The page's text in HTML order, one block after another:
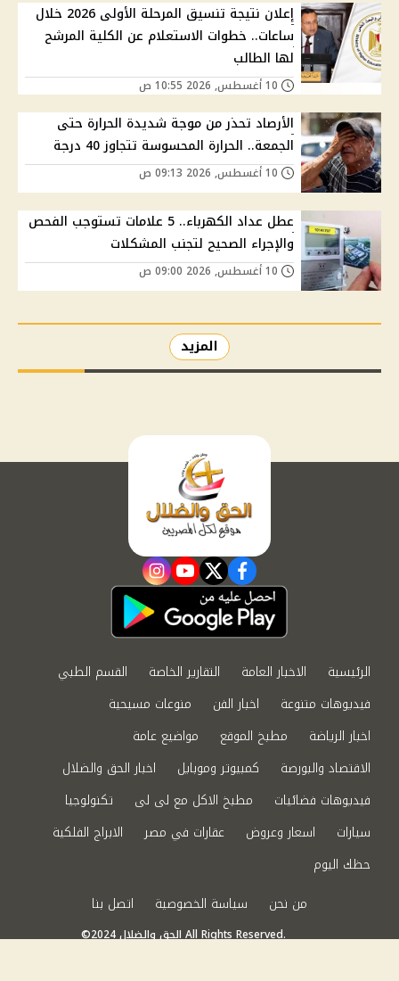
إعلان نتيجة تنسيق المرحلة الأولى 2026 خلال
ساعات.. خطوات الاستعلام عن الكلية المرشح
لها الطالب
الأرصاد تحذر من موجة شديدة الحرارة حتى
الجمعة.. الحرارة المحسوسة تتجاوز 40 درجة
عطل عداد الكهرباء.. 5 علامات تستوجب الفحص
والإجراء الصحيح لتجنب المشكلات
المزيد
facebook
twitter
youtube
instagram
الرئيسية الاخبار العامة التقارير الخاصة
القسم الطبي
فيديوهات متنوعة
اخبار الفن
منوعات مسيحية
اخبار الرياضة
مطبخ الموقع
مواضيع عامة
الاقتصاد والبورصة
كمبيوتر وموبايل
اخبار الحق والضلال
فيديوهات فضائيات
مطبخ الاكل مع لى لى
تكنولوجيا
سيارات
اسعار وعروض عقارات في مصر
الابراج الفلكية
حظك اليوم
من نحن
سياسة الخصوصية اتصل بنا
©2024 الحق والضلال All Rights Reserved.